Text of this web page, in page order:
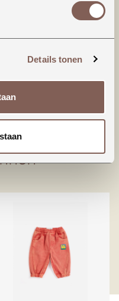
Details tonen